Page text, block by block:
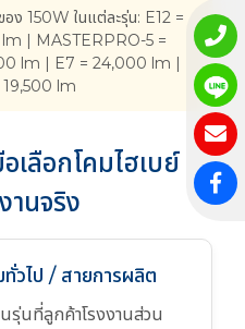
ง 150W ในแต่ละรุ่น: E12 =
| MASTERPRO-5 =
lm | E7 = 24,000 lm |
lm
เลือกโคมไฮเบย์
านจริง
วไป / สายการผลิต
รุ่นที่ลูกค้าโรงงานส่วน